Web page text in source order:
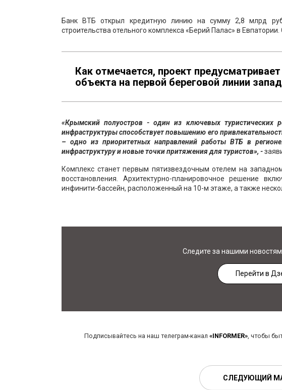
Банк ВТБ открыл кредитную линию на сумму 2,8 млрд
строительства отельного комплекса «Берий Палас» в
Как отмечается, проект
объекта на первой береговой линии
«Крымский полуостров - один из ключевых туристических
инфраструктуры способствует повышению его
– одно из приоритетных направлений работы ВТБ в
инфраструктуру и новые точки притяжения для туристов», -
Комплекс станет первым пятизвездочным отелем на
восстановления. Архитектурно-планировочное решение
инфинити-бассейн, расположенный на 10-м этаже, а также
Следите за нашими
Перейти в
Подписывайтесь на наш телеграм-канал «INFORMER», чтобы
СЛЕДУЮЩИЙ